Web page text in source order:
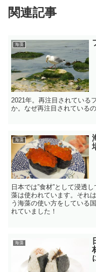
関連記事
海藻
2021年。再注目されている
か。なぜ再注目されているの
海藻
日本では”食材”として浸透
藻は使われています。それ
う海藻の使い方をしている
れていました！
海藻